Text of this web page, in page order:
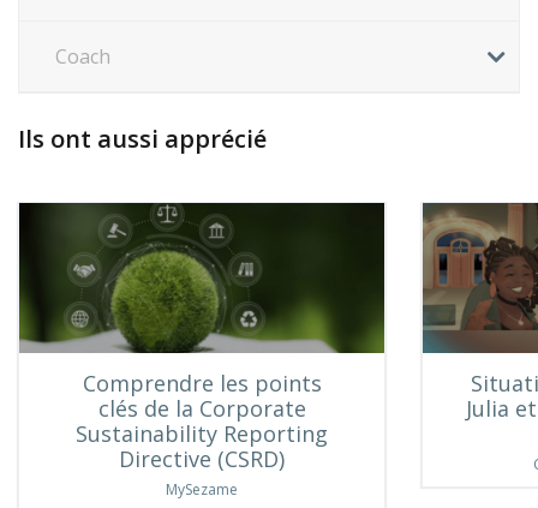
Coach
Ils ont aussi apprécié
Comprendre les points
clés de la Corporate
Sustainability Reporting
Directive (CSRD)
MySezame
Julia